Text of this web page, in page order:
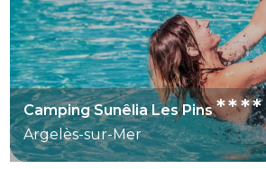
Camping Sunêlia Les Pins****
Argelès-sur-Mer